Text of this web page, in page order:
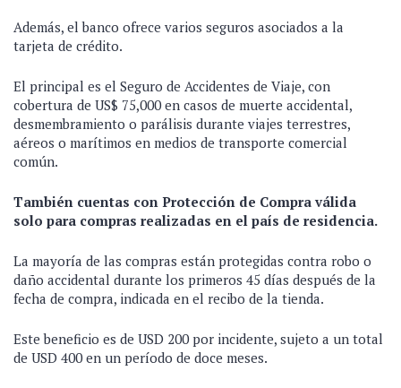
Además, el banco ofrece varios seguros asociados a la
tarjeta de crédito.
El principal es el Seguro de Accidentes de Viaje, con
cobertura de US$ 75,000 en casos de muerte accidental,
desmembramiento o parálisis durante viajes terrestres,
aéreos o marítimos en medios de transporte comercial
común.
También cuentas con Protección de Compra válida
solo para compras realizadas en el país de residencia.
La mayoría de las compras están protegidas contra robo o
daño accidental durante los primeros 45 días después de la
fecha de compra, indicada en el recibo de la tienda.
Este beneficio es de USD 200 por incidente, sujeto a un total
de USD 400 en un período de doce meses.